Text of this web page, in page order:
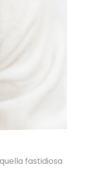
fastidiosa